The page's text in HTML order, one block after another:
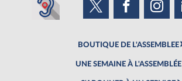
BOUTIQUE DE L'ASSEMBLEE
UNE SEMAINE À L'ASSEMBLÉE